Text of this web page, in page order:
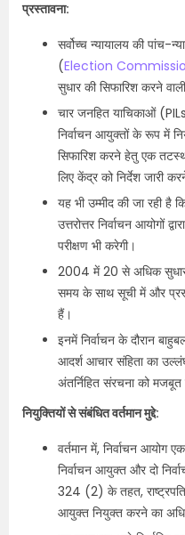
प्रस्तावना:
सर्वोच्च न्यायालय की पांच-
(Election
सुधार की सिफारिश करने
चार जनहित याचिकाओं
निर्वाचन आयुक्तों के रूप में
सिफारिश करने हेतु एक
लिए केंद्र को निर्देश जारी
यह भी उम्मीद की जा रही है
उत्तरोत्तर निर्वाचन आयोगों
परीक्षण भी करेगी।
2004 में 20 से अधिक सुधार
समय के साथ सूची में और
हैं।
इनमें निर्वाचन के दौरान
आदर्श आचार संहिता का
अंतर्निहित संरचना को
नियुक्तियों से संबंधित वर्तमान मुद्दे:
वर्तमान में, निर्वाचन आयोग
निर्वाचन आयुक्त और दो
324 (2) के तहत,
आयुक्त नियुक्त करने का